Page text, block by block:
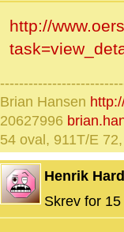
http://
Brian Hansen
20627996
54 oval, 911T/E
Henrik
Skrev for